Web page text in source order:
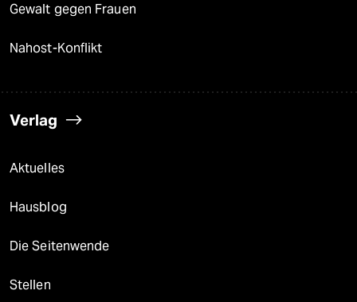
Gewalt gegen Frauen
Nahost-Konflikt
Verlag
Aktuelles
Hausblog
Die Seitenwende
Stellen